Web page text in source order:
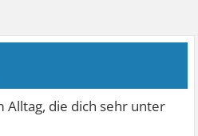
Alltag, die dich sehr unter